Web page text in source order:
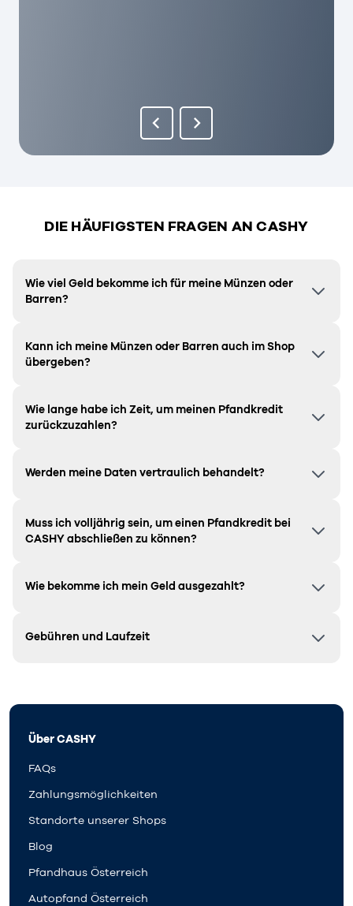
DIE HÄUFIGSTEN FRAGEN AN CASHY
Wie viel Geld bekomme ich für meine Münzen oder
Barren?
Kann ich meine Münzen oder Barren auch im Shop
übergeben?
Wie lange habe ich Zeit, um meinen Pfandkredit
zurückzuzahlen?
Werden meine Daten vertraulich behandelt?
Muss ich volljährig sein, um einen Pfandkredit bei
CASHY abschließen zu können?
Wie bekomme ich mein Geld ausgezahlt?
Gebühren und Laufzeit
Über CASHY
FAQs
Zahlungsmöglichkeiten
Standorte unserer Shops
Blog
Pfandhaus Österreich
Autopfand Österreich